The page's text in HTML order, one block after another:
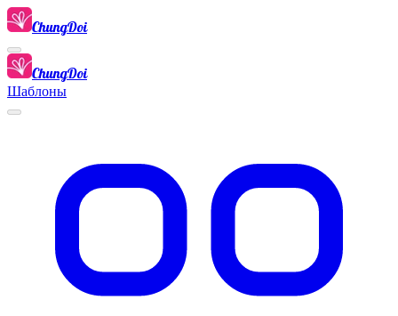
ChungDoi
ChungDoi
Шаблоны